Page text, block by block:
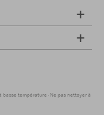
basse température Ne pas nettoyer à